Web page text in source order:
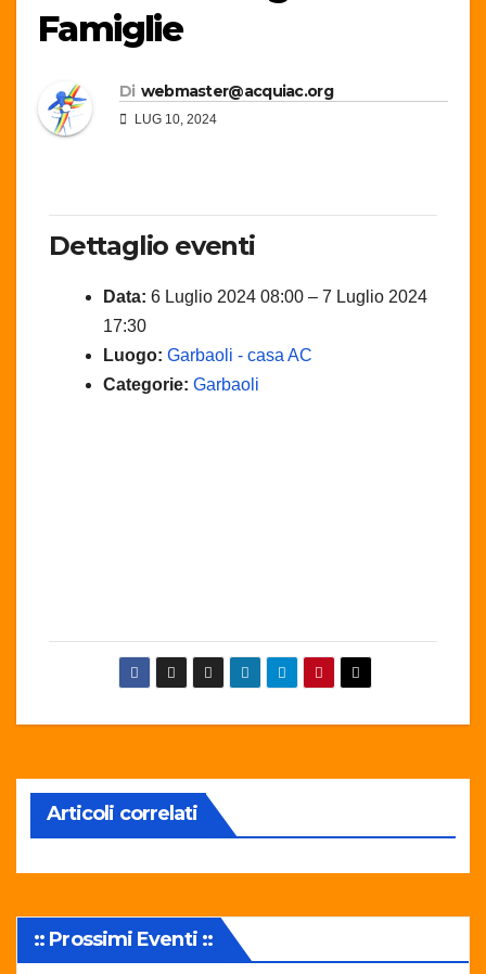
Famiglie
Di webmaster@acquiac.org
LUG 10, 2024
Dettaglio eventi
Data: 6 Luglio 2024 08:00 – 7 Luglio 2024
17:30
Luogo: Garbaoli - casa AC
Categorie: Garbaoli
Articoli correlati
:: Prossimi Eventi ::